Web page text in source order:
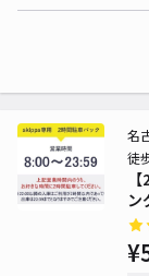
ン
名
徒